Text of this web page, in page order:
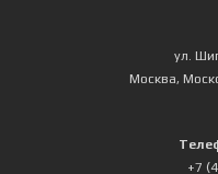
ул.
Москва,
+7